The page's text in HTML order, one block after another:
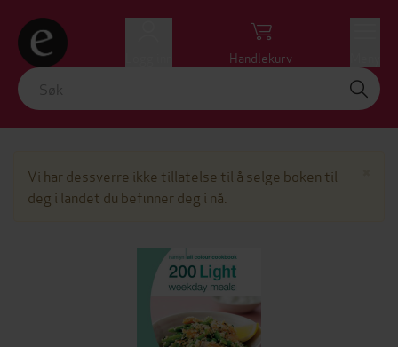
Handlekurv
Vi har dessverre ikke tillatelse til å selge boken til
deg i landet du befinner deg i nå.